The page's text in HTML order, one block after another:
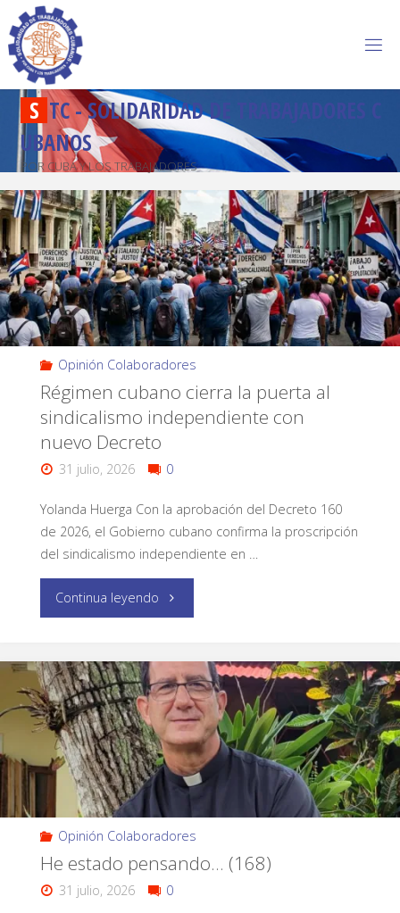
S TC-SOLIDARIDADD R A BAJADORES C
U BANOS
POR CUBA Y LOS TRABAJADORES
Opinión Colaboradores
Régimen cubano cierra la puerta al
sindicalismo independiente con
nuevo Decreto
31 julio, 2026 0
Yolanda Huerga Con la aprobación del Decreto 160
de 2026, el Gobierno cubano confirma la proscripción
del sindicalismo independiente en …
Continua leyendo
Opinión Colaboradores
He estado pensando… (168)
31 julio, 2026 0